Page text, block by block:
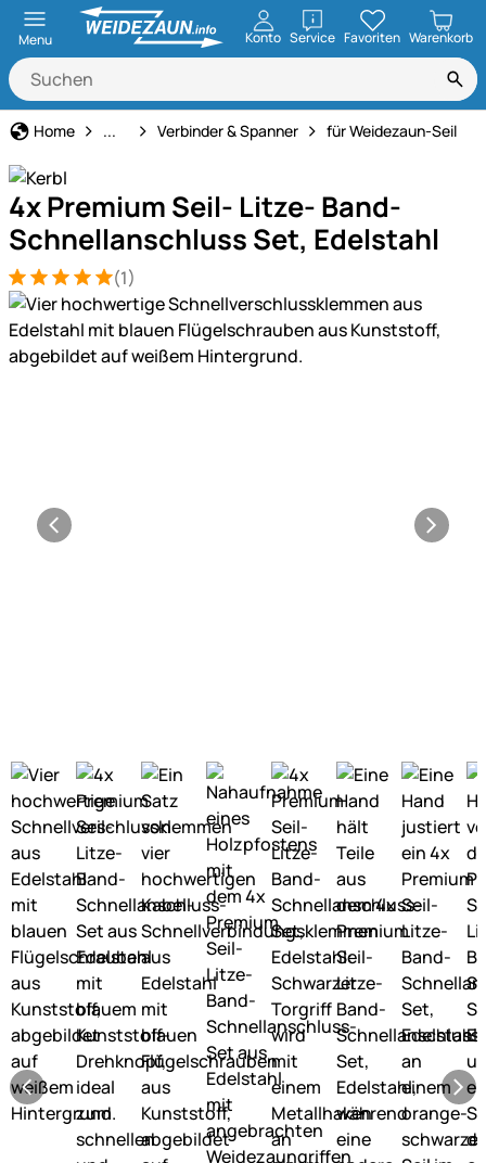
Menu Konto ServiceöffnenFavoriten Warenkorb
Home Weidezaun
... Verbinder & Spanner für Weidezaun-Seil
4x Premium Seil- Litze- Band-
Schnellanschluss Set, Edelstahl
Bewertung: 5 von 5 (1 Bewertungen)
1 Bewertung (1)
Produktgalerie